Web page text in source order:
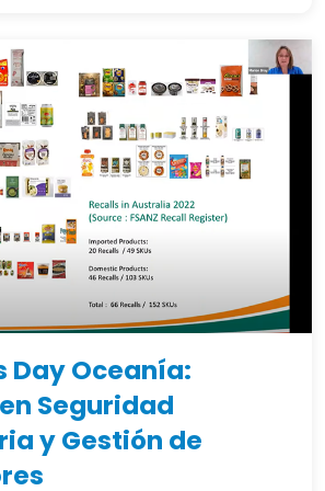
Day Oceanía:
Seguridad
y Gestión de